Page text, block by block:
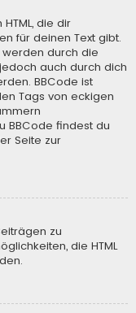
die dir
für deinen Text gibt.
werden durch die
auch durch dich
BBCode ist
Tags von eckigen
BBCode findest du
Seite zur
zu
die HTML